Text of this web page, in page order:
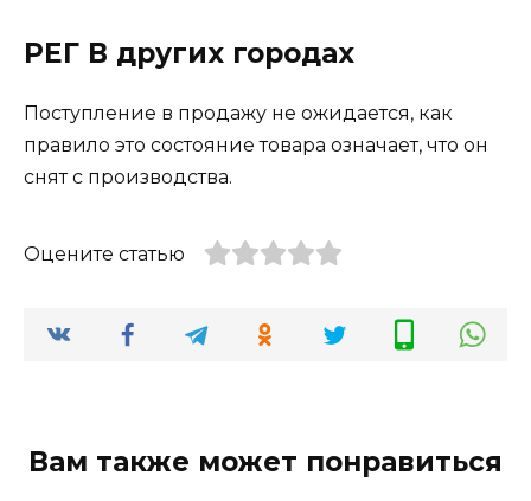
РЕГ В других городах
Поступление в продажу не ожидается, как
правило это состояние товара означает, что он
снят с производства.
Оцените статью
Вам также может понравиться